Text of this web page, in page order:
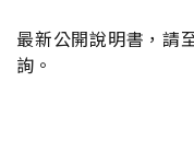
最新公開說明書，請
詢。